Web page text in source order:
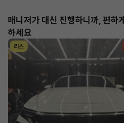
매니저가 대신 진행하니까, 편하게
하세요
리스